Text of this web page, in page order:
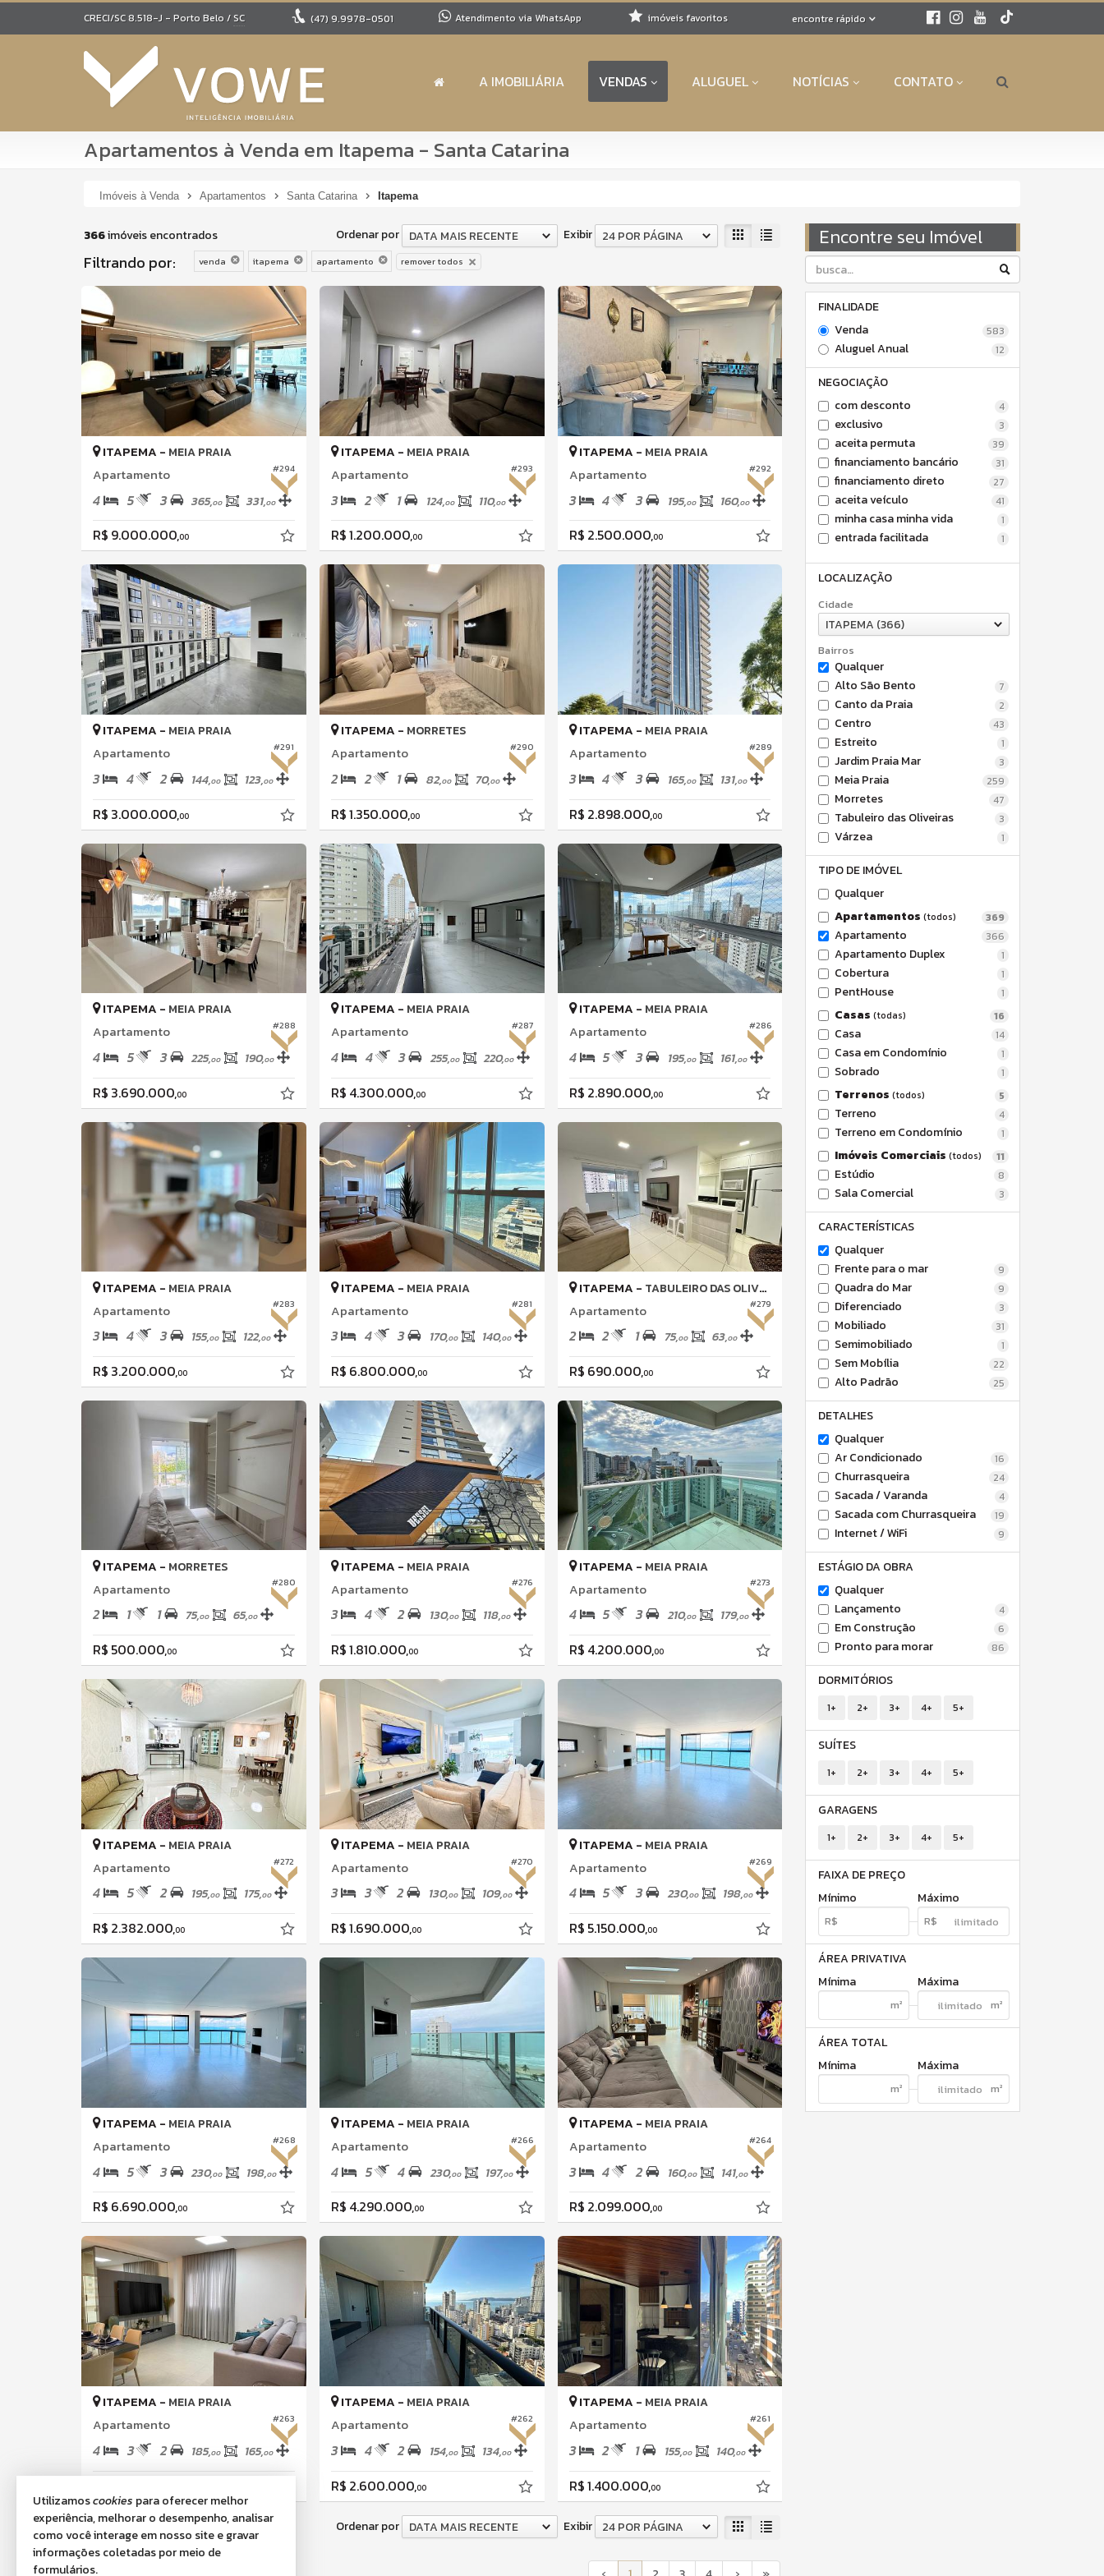
CRECI/SC 8.518-J - Porto Belo /SC (47)9.9978-0501 Atendimento via WhatsApp encontre rápido
imóveis favoritos
A IMOBILIÁRIA VENDAS ALUGUEL NOTÍCIAS CONTATO
Apartamentos à Venda em Itapema - Santa Catarina
Imóveis à Venda Apartamentos Santa Catarina Itapema
Encontre seu Imóvel
FINALIDADE
Venda
583
Aluguel Anual 12
NEGOCIAÇÃO
com desconto
4
exclusivo 3
aceita permuta 39
financiamento bancário 31
financiamento direto 27
aceita veículo 41
minha casa minha vida 1
entrada facilitada 1
LOCALIZAÇÃO
Cidade
ITAPEMA (366)
Bairros
Qualquer
Alto São Bento
7
Canto da Praia 2
Centro 43
Estreito 1
Jardim Praia Mar 3
Meia Praia 259
Morretes 47
Tabuleiro das Oliveiras 3
Várzea 1
TIPO DE IMÓVEL
Qualquer
Apartamentos (todos) 369
Apartamento 366
Apartamento Duplex 1
Cobertura 1
PentHouse 1
Casas (todas) 16
Casa 14
Casa em Condomínio 1
Sobrado 1
Terrenos (todos) 5
Terreno 4
Terreno em Condomínio 1
Imóveis Comerciais (todos) 11
Estúdio 8
Sala Comercial 3
CARACTERÍSTICAS
Qualquer
Frente para o mar
9
Quadra do Mar 9
Diferenciado 3
Mobiliado 31
Semimobiliado 1
Sem Mobília 22
Alto Padrão 25
DETALHES
Qualquer
Ar Condicionado
16
Churrasqueira 24
Sacada / Varanda 4
Sacada com Churrasqueira 19
Internet / WiFi 9
ESTÁGIO DA OBRA
Qualquer
Lançamento
4
Em Construção 6
Pronto para morar 86
DORMITÓRIOS
1+ 2+ 3+ 4+ 5+
SUÍTES
1+ 2+ 3+ 4+ 5+
GARAGENS
1+ 2+ 3+ 4+ 5+
FAIXA DE PREÇO
Mínimo
Máximo
ÁREA PRIVATIVA
Mínima
Máxima
ÁREA TOTAL
Mínima
Máxima
366imóveis encontrados Exibir 24 POR PÁGINA
Ordenar por DATA MAIS RECENTE
Filtrando por: venda itapema apartamento remover todos
#294
ITAPEMA - MEIA PRAIA
Apartamento
4 5 3 365,00 331,00
R$ 9.000.000,00
#293
ITAPEMA - MEIA PRAIA
Apartamento
3 2 1 124,00 110,00
R$ 1.200.000,00
#292
ITAPEMA - MEIA PRAIA
Apartamento
3 4 3 195,00 160,00
R$ 2.500.000,00
#291
ITAPEMA - MEIA PRAIA
Apartamento
3 4 2 144,00 123,00
R$ 3.000.000,00
#290
ITAPEMA - MORRETES
Apartamento
2 2 1 82,00 70,00
R$ 1.350.000,00
#289
ITAPEMA - MEIA PRAIA
Apartamento
3 4 3 165,00 131,00
R$ 2.898.000,00
#288
ITAPEMA - MEIA PRAIA
Apartamento
4 5 3 225,00 190,00
R$ 3.690.000,00
#287
ITAPEMA - MEIA PRAIA
Apartamento
4 4 3 255,00 220,00
R$ 4.300.000,00
#286
ITAPEMA - MEIA PRAIA
Apartamento
4 5 3 195,00 161,00
R$ 2.890.000,00
#283
ITAPEMA - MEIA PRAIA
Apartamento
3 4 3 155,00 122,00
R$ 3.200.000,00
#281
ITAPEMA - MEIA PRAIA
Apartamento
3 4 3 170,00 140,00
R$ 6.800.000,00
#279
ITAPEMA - TABULEIRO DAS OLIVEIRAS
Apartamento
2 2 1 75,00 63,00
R$ 690.000,00
#280
ITAPEMA - MORRETES
Apartamento
2 1 1 75,00 65,00
R$ 500.000,00
#276
ITAPEMA - MEIA PRAIA
Apartamento
3 4 2 130,00 118,00
R$ 1.810.000,00
#273
ITAPEMA - MEIA PRAIA
Apartamento
4 5 3 210,00 179,00
R$ 4.200.000,00
#272
ITAPEMA - MEIA PRAIA
Apartamento
4 5 2 195,00 175,00
R$ 2.382.000,00
#270
ITAPEMA - MEIA PRAIA
Apartamento
3 3 2 130,00 109,00
R$ 1.690.000,00
#269
ITAPEMA - MEIA PRAIA
Apartamento
4 5 3 230,00 198,00
R$ 5.150.000,00
#268
ITAPEMA - MEIA PRAIA
Apartamento
4 5 3 230,00 198,00
R$ 6.690.000,00
#266
ITAPEMA - MEIA PRAIA
Apartamento
4 5 4 230,00 197,00
R$ 4.290.000,00
#264
ITAPEMA - MEIA PRAIA
Apartamento
3 4 2 160,00 141,00
R$ 2.099.000,00
#263
ITAPEMA - MEIA PRAIA
Apartamento
4 3 2 185,00 165,00
#262
ITAPEMA - MEIA PRAIA
Apartamento
3 4 2 154,00 134,00
R$ 2.600.000,00
#261
ITAPEMA - MEIA PRAIA
Apartamento
3 2 1 155,00 140,00
R$ 1.400.000,00
366imóveis encontrados Exibir 24 POR PÁGINA
Ordenar por DATA MAIS RECENTE
Utilizamoscookies para oferecer melhor
experiência, melhorar o desempenho, analisar
como você interage em nosso site e gravar
informações coletadas por meio de
formulários.